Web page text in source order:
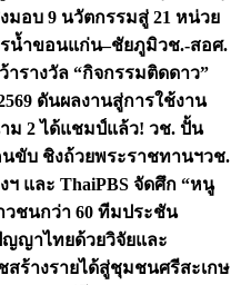
มอบ 9 นวัตกรรมสู่ 21 หน่วย
รน้ำขอนแก่น–ชัยภูมิวช.-สอศ.
รางวัล “กิจกรรมติดดาว”
ดันผลงานสู่การใช้งาน
ม 2 ได้แชมป์แล้ว! วช. ปั้น
ขับ ชิงถ้วยพระราชทานฯวช.
และ ThaiPBS จัดศึก “หนู
วชนกว่า 60 ทีมประชัน
ญาไทยด้วยวิจัยและ
ร้างรายได้สู่ชุมชนศรีสะเกษ